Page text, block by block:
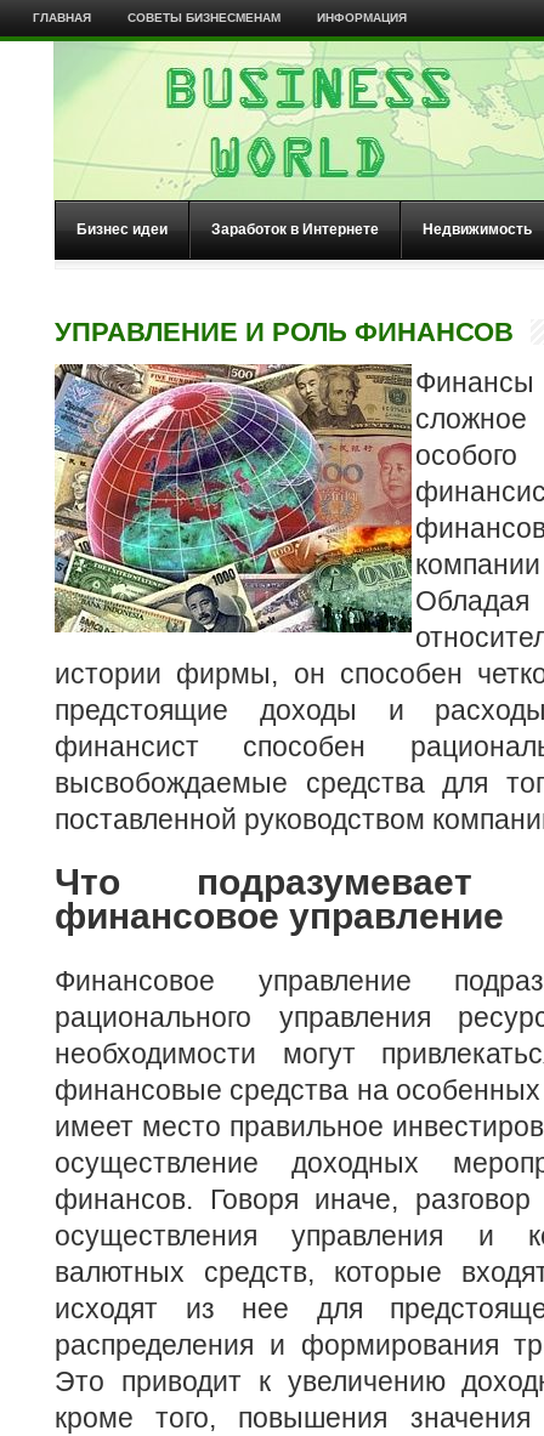
ГЛАВНАЯ СОВЕТЫ БИЗНЕСМЕНАМ ИНФОРМАЦИЯ
Бизнес идеи Заработок в Интернете Недвижимость
УПРАВЛЕНИЕ И РОЛЬ ФИНАНСОВ
истории фирмы, он способен
предстоящие доходы и
финансист способен
высвобождаемые средства для
поставленной руководством
Что
финансовое управление
Финансовое управление
рационального управления
необходимости могут
финансовые средства на
имеет место правильное
осуществление доходных
финансов. Говоря иначе, разговор
осуществления управления и
валютных средств, которые
исходят из нее для
распределения и формирования
Это приводит к увеличению
кроме того, повышения значения